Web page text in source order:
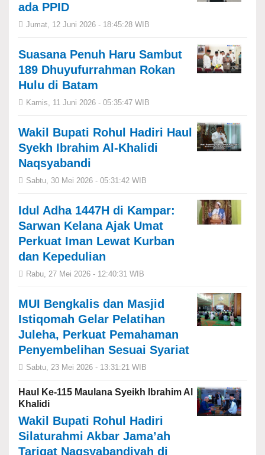
ada PPID
Jumat, 12 Juni 2026 - 18:45:28 WIB
Suasana Penuh Haru Sambut
189 Dhuyufurrahman Rokan
Hulu di Batam
Kamis, 11 Juni 2026 - 05:35:47 WIB
Wakil Bupati Rohul Hadiri Haul
Syekh Ibrahim Al-Khalidi
Naqsyabandi
Sabtu, 30 Mei 2026 - 05:31:42 WIB
Idul Adha 1447H di Kampar:
Sarwan Kelana Ajak Umat
Perkuat Iman Lewat Kurban
dan Kepedulian
Rabu, 27 Mei 2026 - 12:40:31 WIB
MUI Bengkalis dan Masjid
Istiqomah Gelar Pelatihan
Juleha, Perkuat Pemahaman
Penyembelihan Sesuai Syariat
Sabtu, 23 Mei 2026 - 13:31:21 WIB
Haul Ke-115 Maulana Syeikh Ibrahim Al
Khalidi
Wakil Bupati Rohul Hadiri
Silaturahmi Akbar Jama’ah
Tariqat Naqsyabandiyah di